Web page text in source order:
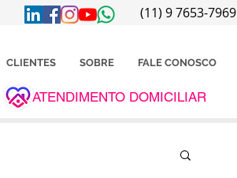
(11) 9 ‎7653-7969
CLIENTES SOBRE FALE CONOSCO
ATENDIMENTO DOMICILIAR